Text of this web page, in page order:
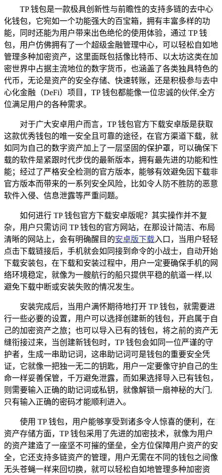
TP 钱包是一款极具创新性与前瞻性的支持多链的去中心
化钱包，它宛如一个功能强大的百宝箱，拥有丰富多样的功
能，同时还能为用户带来出色绝伦的使用体验，通过 TP 钱
包，用户仿佛拥有了一个超级金融管理中心，可以轻松自如地
管理多种加密资产，这里面既包括像比特币、以太坊这类在加
密世界中占据主流地位的数字货币，也涵盖了各类独具特色的
代币，无论是资产的安全存储、快速转账，还是积极参与去中
心化金融（DeFi）项目，TP 钱包都能像一位忠诚的伙伴,全方
位满足用户的各种需求。
对于广大安卓用户而言，TP 钱包官方下载安卓版是获取
这款优秀钱包的唯一安全且可靠的途径，在官方渠道下载，就
如同为自己的数字资产加上了一层坚固的保护罩，可以确保下
载的软件是紧跟时代步伐的最新版本，拥有最先进的功能和性
能；经过了严格安全检测的官方版本，能够有效避免因下载非
官方版本而带来的一系列安全风险，比如令人防不胜防的恶意
软件入侵、信息泄露等严重问题。
如何进行 TP 钱包官方下载安卓版呢？其实操作并不复
杂，用户只需访问 TP 钱包的官方网站，在那设计简洁、布局
清晰的网站上，会有明确醒目的安卓版下载入口，当用户轻轻
点击下载链接后，手机就会如同接到命令的小战士，自动开始
下载安装包，在下载和安装过程中，用户一定要确保手机的网
络环境稳定，就像为一艘航行的船只提供平稳的航道一样,以
避免下载中断或安装失败的情况发生。
安装完成后，当用户满怀期待地打开 TP 钱包，就需要进
行一些必要的设置，用户可以选择创建新的钱包，开启属于自
己的加密资产之旅；也可以导入已有的钱包，将之前的资产无
缝衔接过来，当创建新钱包时，TP 钱包会如同一位严谨的守
护者，生成一串助记词，这串助记词可是钱包的重要安全凭
证，它就像一把独一无二的钥匙，用户一定要像守护自己的生
命一样妥善保管，千万避免泄露，而如果选择导入已有钱包，
则需要输入正确的助记词或私钥，就像解锁一扇神秘的大门,
只有输入正确的密码才能顺利进入。
使用 TP 钱包，用户能够享受到诸多令人惊喜的便利，在
资产存储方面，TP 钱包采用了先进的加密技术，就像为用户
的资产建造了一座坚不可摧的堡垒，全方位保障用户资产的安
全，它还支持多链资产的管理，用户无需在不同的钱包之间像
无头苍蝇一样来回切换，就可以轻松自如地管理多种加密资